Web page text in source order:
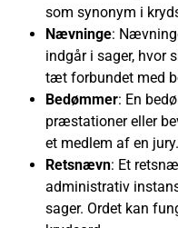
som synonym i
Nævninge:
indgår i sager, hvor
tæt forbundet med
Bedømmer: En
præstationer eller
et medlem af en
Retsnævn: Et
administrativ
sager. Ordet kan